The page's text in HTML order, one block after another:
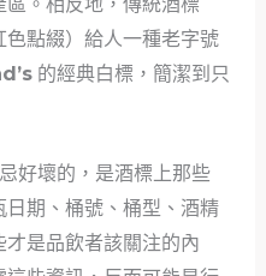
色點綴）給人一種老字號
的經典白標，簡潔到只
好壞的，是酒標上那些
期、桶號、桶型、酒精
是品飲者該關注的內